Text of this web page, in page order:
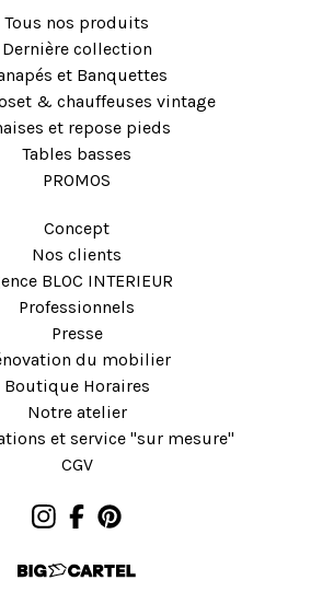
Tous nos produits
Dernière collection
et Banquettes
& chauffeuses vintage
et repose pieds
Tables basses
PROMOS
Concept
Nos clients
BLOC INTERIEUR
Professionnels
Presse
du mobilier
Boutique Horaires
Notre atelier
et service "sur mesure"
CGV